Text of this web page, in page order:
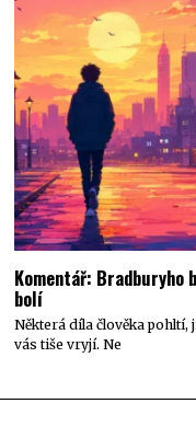
Komentář: Bradburyho
bolí
Některá díla člověka pohltí,
vás tiše vryjí. Ne